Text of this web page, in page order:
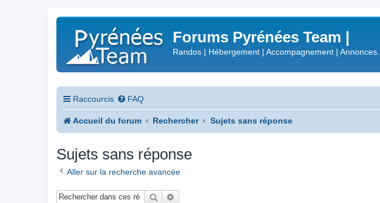
Forums Pyrénées Team |
Randos | Hébergement | Accompagnement | Annonces...
Raccourcis FAQ
Accueil du forum Rechercher Sujets sans réponse
Sujets sans réponse
Aller sur la recherche avancée
Rechercher